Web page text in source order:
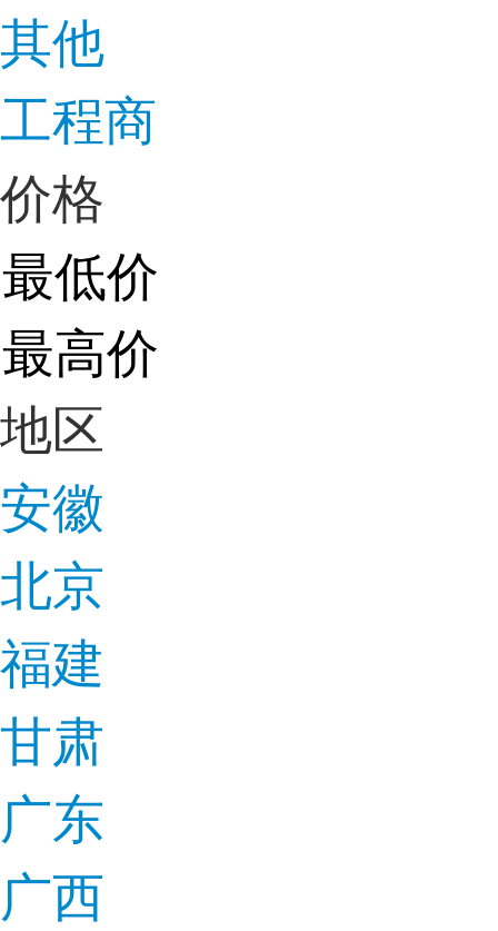
其他
工程商
价格
地区
安徽
北京
福建
甘肃
广东
广西